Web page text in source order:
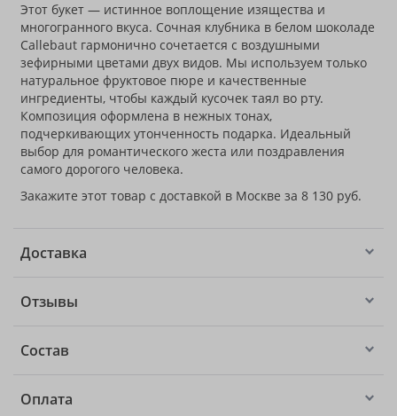
Этот букет — истинное воплощение изящества и
многогранного вкуса. Сочная клубника в белом шоколаде
Callebaut гармонично сочетается с воздушными
зефирными цветами двух видов. Мы используем только
натуральное фруктовое пюре и качественные
ингредиенты, чтобы каждый кусочек таял во рту.
Композиция оформлена в нежных тонах,
подчеркивающих утонченность подарка. Идеальный
выбор для романтического жеста или поздравления
самого дорогого человека.
Закажите этот товар с доставкой в Москве за 8 130 руб.
Доставка
Отзывы
Состав
Оплата